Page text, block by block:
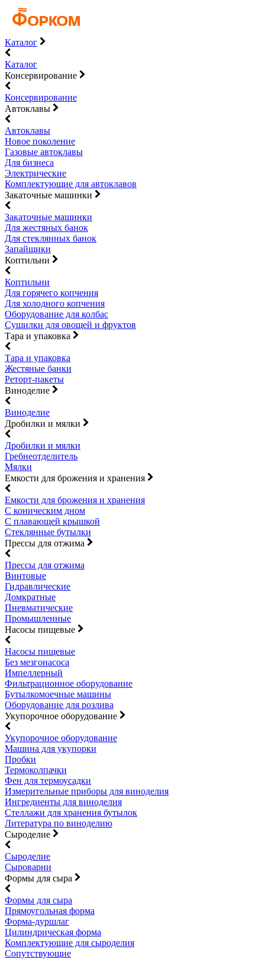
Каталог
Каталог
Консервирование
Консервирование
Автоклавы
Автоклавы
Новое поколение
Газовые автоклавы
Для бизнеса
Электрические
Комплектующие для автоклавов
Закаточные машинки
Закаточные машинки
Для жестяных банок
Для стеклянных банок
Запайщики
Коптильни
Коптильни
Для горячего копчения
Для холодного копчения
Оборудование для колбас
Сушилки для овощей и фруктов
Тара и упаковка
Тара и упаковка
Жестяные банки
Реторт-пакеты
Виноделие
Виноделие
Дробилки и мялки
Дробилки и мялки
Гребнеотделитель
Мялки
Емкости для брожения и хранения
Емкости для брожения и хранения
С коническим дном
С плавающей крышкой
Стеклянные бутылки
Прессы для отжима
Прессы для отжима
Винтовые
Гидравлические
Домкратные
Пневматические
Промышленные
Насосы пищевые
Насосы пищевые
Без мезгонасоса
Импеллерный
Фильтрационное оборудование
Бутылкомоечные машины
Оборудование для розлива
Укупорочное оборудование
Укупорочное оборудование
Машина для укупорки
Пробки
Термоколпачки
Фен для термоусадки
Измерительные приборы для виноделия
Ингредиенты для виноделия
Стеллажи для хранения бутылок
Литература по виноделию
Сыроделие
Сыроделие
Сыроварни
Формы для сыра
Формы для сыра
Прямоугольная форма
Форма-дуршлаг
Цилиндрическая форма
Комплектующие для сыроделия
Сопутствующие